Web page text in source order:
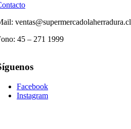
ventas@supermercadolaherradura.cl
45 – 271 1999
Facebook
Instagram